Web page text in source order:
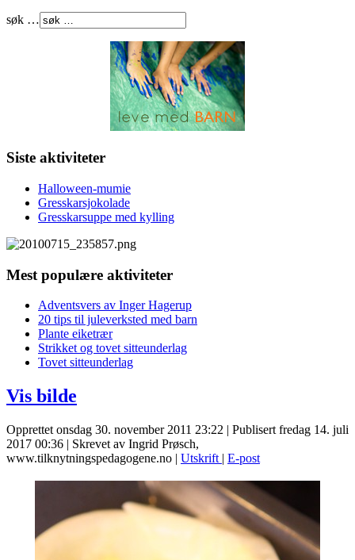
søk …
Siste aktiviteter
Halloween-mumie
Gresskarsjokolade
Gresskarsuppe med kylling
Mest populære aktiviteter
Adventsvers av Inger Hagerup
20 tips til juleverksted med barn
Plante eiketrær
Strikket og tovet sitteunderlag
Tovet sitteunderlag
Vis bilde
Opprettet onsdag 30. november 2011 23:22 | Publisert fredag 14. juli
2017 00:36 | Skrevet av Ingrid Prøsch,
www.tilknytningspedagogene.no | Utskrift | E-post